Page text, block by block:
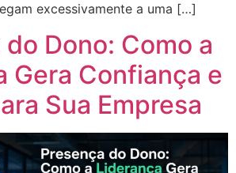
excessivamente a uma […]
Dono: Como a
Gera Confiança e
Sua Empresa